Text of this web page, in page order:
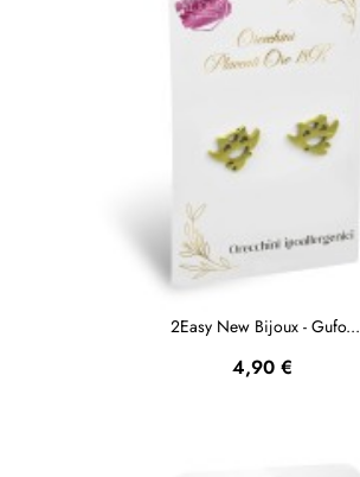
2Easy New Bijoux - Gufo...
Prezzo
4,90 €